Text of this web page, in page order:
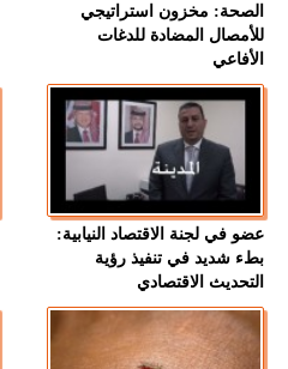
الصحة: مخزون استراتيجي
للأمصال المضادة للدغات
الأفاعي
عضو في لجنة الاقتصاد النيابية:
بطء شديد في تنفيذ رؤية
التحديث الاقتصادي